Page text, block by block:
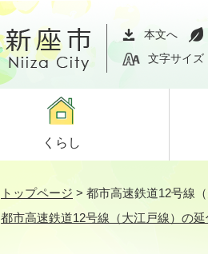
本文へ
文字サイズ
くらし
トップページ > 都市高速鉄道12号線
都市高速鉄道12号線（大江戸線）の